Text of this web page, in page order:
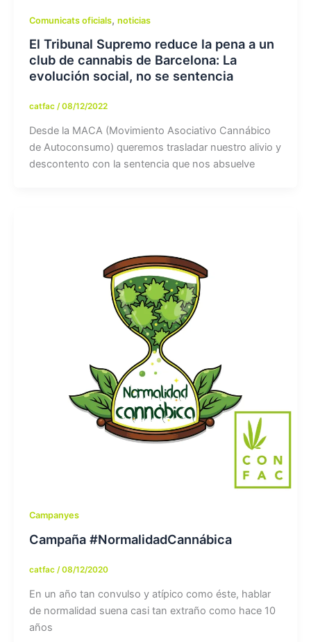
Comunicats oficials, noticias
El Tribunal Supremo reduce la pena a un
club de cannabis de Barcelona: La
evolución social, no se sentencia
catfac /08/12/2022
Desde la MACA (Movimiento Asociativo Cannábico
de Autoconsumo) queremos trasladar nuestro alivio y
descontento con la sentencia que nos absuelve
Campanyes
Campaña #NormalidadCannábica
catfac /08/12/2020
En un año tan convulso y atípico como éste, hablar
de normalidad suena casi tan extraño como hace 10
años